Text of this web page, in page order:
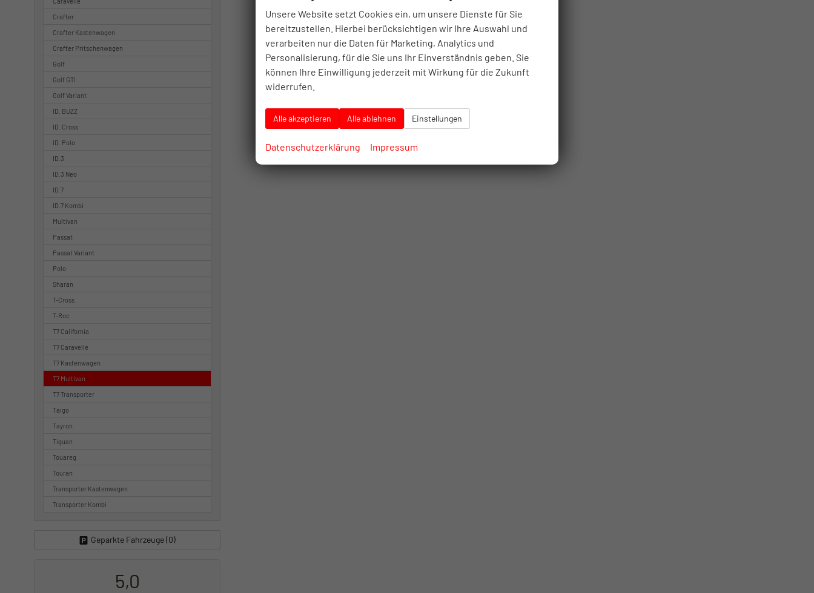
Crafter
Crafter Kastenwagen
Crafter Pritschenwagen
Golf
Golf GTI
Golf Variant
ID. BUZZ
ID. Cross
ID. Polo
ID.3
ID.3 Neo
ID.7
ID.7 Kombi
Multivan
Passat
Passat Variant
Polo
Sharan
T-Cross
T-Roc
T7 California
T7 Caravelle
T7 Kastenwagen
T7 Multivan
T7 Transporter
Taigo
Tayron
Tiguan
Touareg
Touran
Transporter Kastenwagen
Transporter Kombi
Geparkte Fahrzeuge (0)
5,0
Unsere Website setzt Cookies ein, um unsere Dienste für Sie
bereitzustellen. Hierbei berücksichtigen wir Ihre Auswahl und
verarbeiten nur die Daten für Marketing, Analytics und
Personalisierung, für die Sie uns Ihr Einverständnis geben. Sie
können Ihre Einwilligung jederzeit mit Wirkung für die Zukunft
widerrufen.
Alle akzeptieren Alle ablehnen Einstellungen
Datenschutzerklärung Impressum